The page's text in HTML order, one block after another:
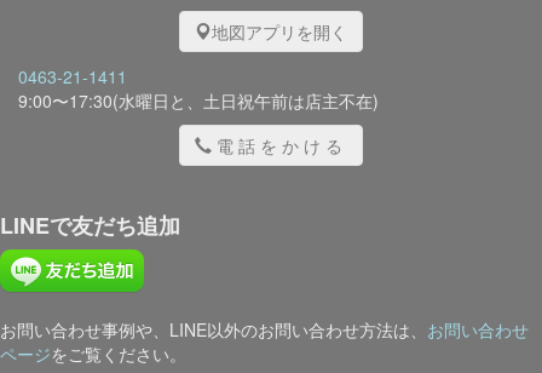
地図アプリを開く
0463-21-1411
9:00〜17:30(水曜日と、土日祝午前は店主不在)
電話をかける
LINEで友だち追加
お問い合わせ事例や、LINE以外のお問い合わせ方法は、 お問い合わせ
ページをご覧ください。